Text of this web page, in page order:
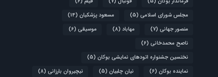
مجلس شورای اسلامی (5) مسعود پزشکیان (14)
منصور جهانی (7) مهاباد (8) موسیقی (6)
ناصح محمدخانی (6)
نختسین جشنواره اتودهای نمایشی بوکان (5)
نماینده بوکان (6) نیان چلبیان (5) نیچیروان بارزانی (8)